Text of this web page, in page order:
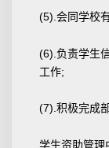
(5).会同学校
(6).负责学生
工作;
(7).积极完成
学生资助管理